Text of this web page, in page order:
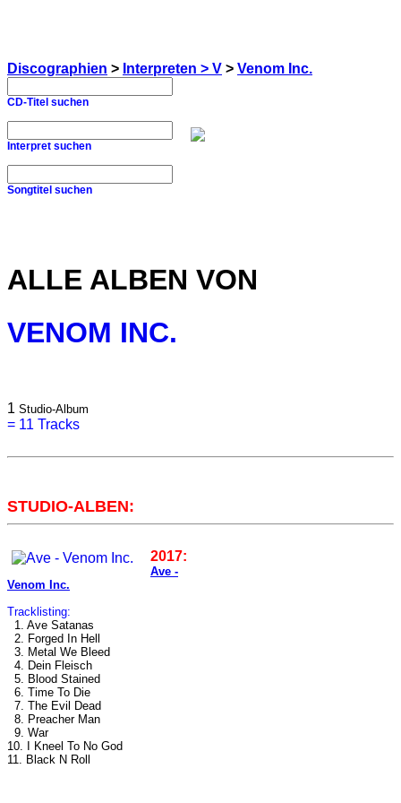
Discographien > Interpreten > V > Venom Inc.
CD-Titel suchen
Interpret suchen
Songtitel suchen
ALLE ALBEN VON
VENOM INC.
1 Studio-Album
= 11 Tracks
STUDIO-ALBEN:
2017:
Ave -
Venom Inc.
Tracklisting:
1. Ave Satanas
2. Forged In Hell
3. Metal We Bleed
4. Dein Fleisch
5. Blood Stained
6. Time To Die
7. The Evil Dead
8. Preacher Man
9. War
10. I Kneel To No God
11. Black N Roll